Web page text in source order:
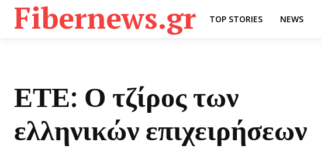
Fibernews.gr TOP STORIES NEWS
ΕΤΕ: Ο τζίρος των
ελληνικών επιχειρήσεων